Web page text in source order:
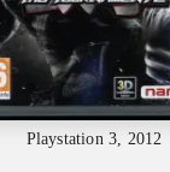
Playstation 3, 2012